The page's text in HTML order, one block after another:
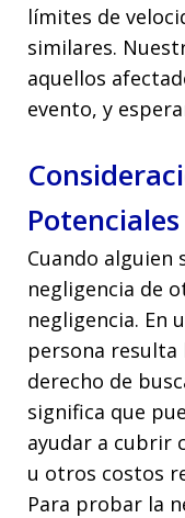
límites de
similares.
aquellos
evento, y
Potenciales
Cuando alguien
negligencia de
negligencia. En
persona
derecho de
significa que
ayudar a cubrir
u otros costos
Para probar la